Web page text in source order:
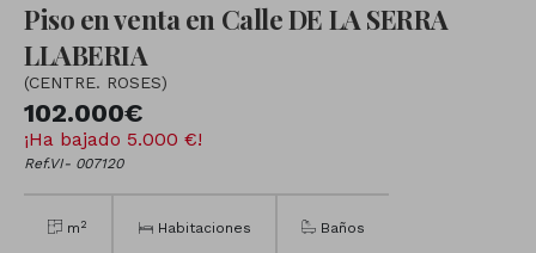
Piso en venta en Calle DE LA SERRA
LLABERIA
(CENTRE. ROSES)
102.000€
¡Ha bajado 5.000 €!
Ref.VI- 007120
m 2 Habitaciones Baños